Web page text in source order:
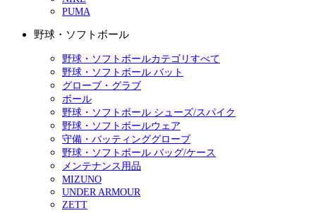
PUMA
野球・ソフトボール
野球・ソフトボールカテゴリすべて
野球・ソフトボール バット
グローブ・グラブ
ボール
野球・ソフトボール シューズ/スパイク
野球・ソフトボールウェア
守備・バッティンググローブ
野球・ソフトボール バッグ/ケース
メンテナンス用品
MIZUNO
UNDER ARMOUR
ZETT